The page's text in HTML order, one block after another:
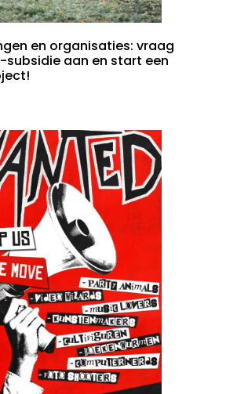
en organisaties: vraag
subsidie aan en start een